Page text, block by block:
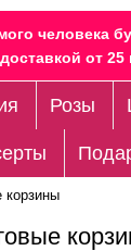
человека
доставкой от 25
Розы
корзины